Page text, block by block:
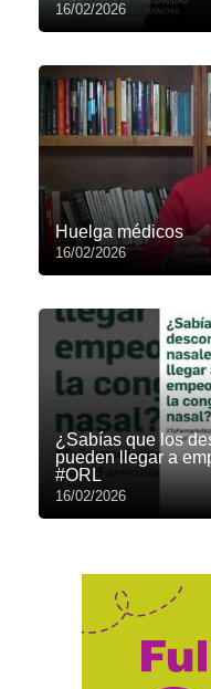
16/02/2026
Huelga médicos
16/02/2026
¿Sabías que los
pueden llegar a
#ORL
16/02/2026